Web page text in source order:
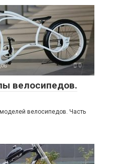
0
велосипедов.
велосипедов. Часть